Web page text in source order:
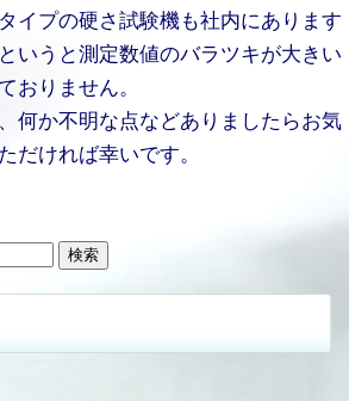
イプの硬さ試験機も社内にあります
いうと測定数値のバラツキが大きい
おりません。
何か不明な点などありましたらお気
だければ幸いです。